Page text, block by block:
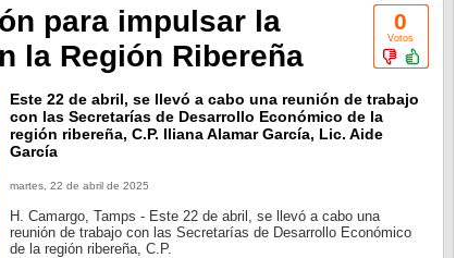
0
Votos
para impulsar la
la Región Ribereña
Este 22 de abril, se llevó a cabo una reunión de trabajo
con las Secretarías de Desarrollo Económico de la
región ribereña, C.P. Iliana Alamar García, Lic. Aide
García
martes, 22 de abril de 2025
H. Camargo, Tamps - Este 22 de abril, se llevó a cabo una
reunión de trabajo con las Secretarías de Desarrollo Económico
de la región ribereña, C.P.